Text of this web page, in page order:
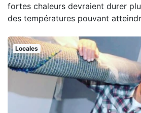
fortes chaleurs devraient durer
des températures pouvant
Locales